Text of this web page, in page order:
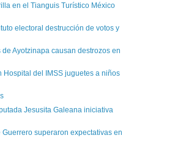
en el Tianguis Turístico México
electoral destrucción de votos y
de Ayotzinapa causan destrozos en
Hospital del IMSS juguetes a niños
Jesusita Galeana iniciativa
Guerrero superaron expectativas en